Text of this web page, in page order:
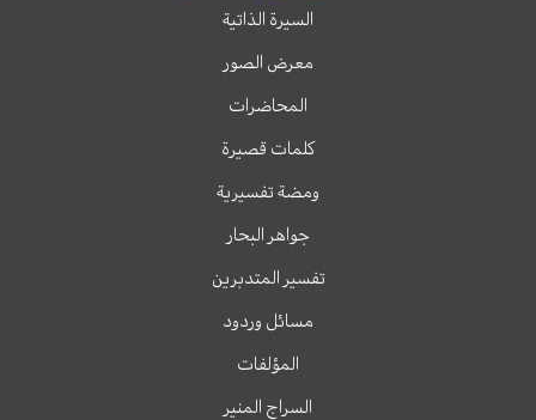
السيرة الذاتية
معرض الصور
المحاضرات
كلمات قصيرة
ومضة تفسيرية
جواهر البحار
تفسير المتدبرين
مسائل وردود
المؤلفات
السراج المنير